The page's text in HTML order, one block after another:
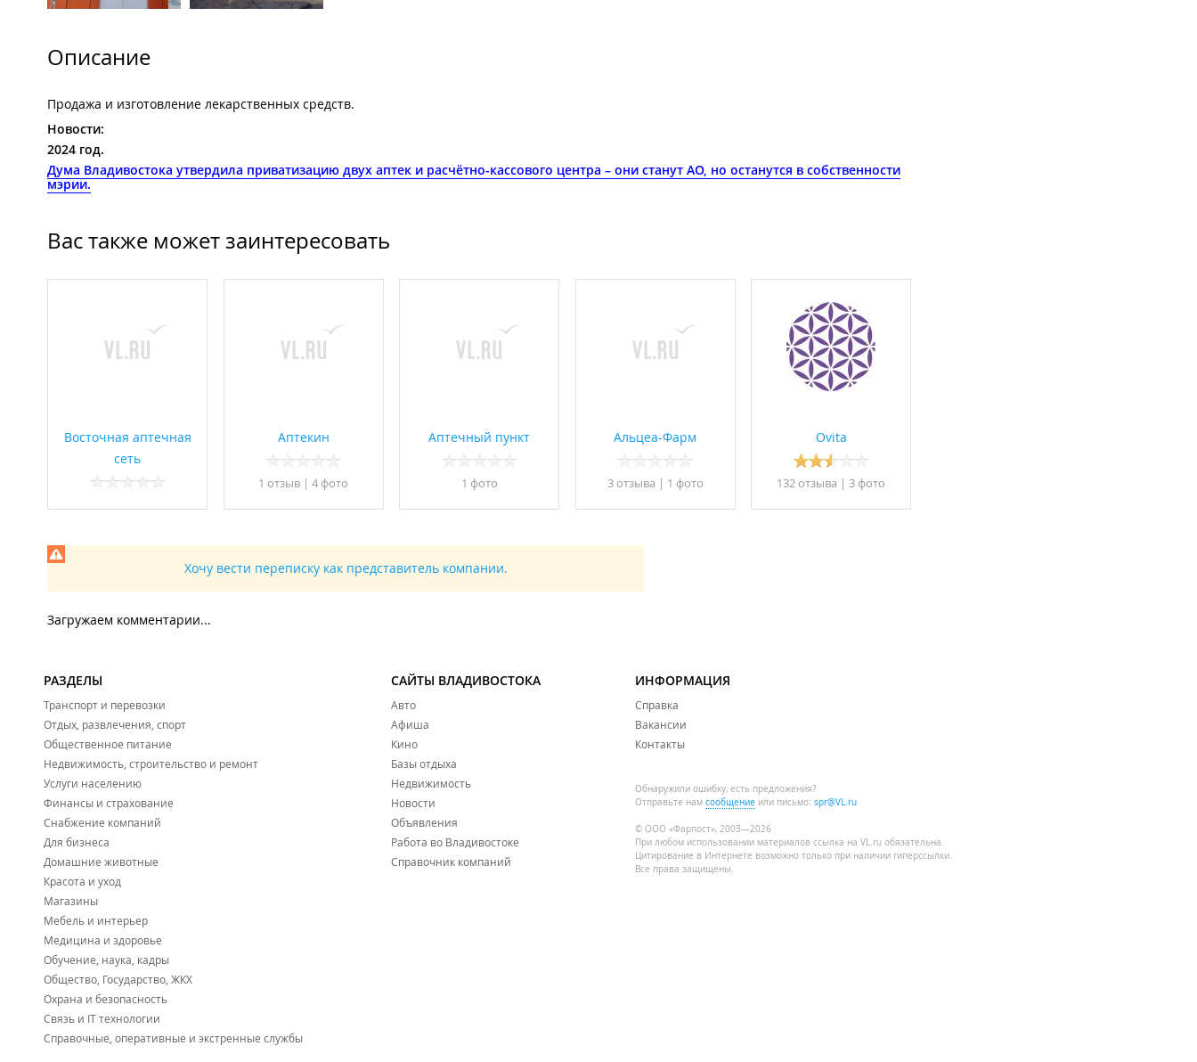
Описание
Продажа и изготовление лекарственных средств.
Новости:
2024 год.
Дума Владивостока утвердила приватизацию двух аптек и расчётно-кассового центра – они станут АО, но останутся в собственности
мэрии.
Вас также может заинтересовать
Восточная аптечная
сеть
Аптекин
1 отзыв | 4 фото
Аптечный пункт
1 фото
Альцеа-Фарм
3 отзывa | 1 фото
Ovita
132 отзывa | 3 фото
Хочу вести переписку как представитель компании.
Загружаем комментарии...
РАЗДЕЛЫ
Транспорт и перевозки
Отдых, развлечения, спорт
Общественное питание
Недвижимость, строительство и ремонт
Услуги населению
Финансы и страхование
Снабжение компаний
Для бизнеса
Домашние животные
Красота и уход
Магазины
Мебель и интерьер
Медицина и здоровье
Обучение, наука, кадры
Общество, Государство, ЖКХ
Охрана и безопасность
Связь и IT технологии
Справочные, оперативные и экстренные службы
САЙТЫ ВЛАДИВОСТОКА
Авто
Афиша
Кино
Базы отдыха
Недвижимость
Новости
Объявления
Работа во Владивостоке
Справочник компаний
ИНФОРМАЦИЯ
Справка
Вакансии
Контакты
Обнаружили ошибку, есть предложения?
Отправьте нам сообщение или письмо: spr@VL.ru
© ООО «Фарпост», 2003—2026
При любом использовании материалов ссылка на VL.ru обязательна.
Цитирование в Интернете возможно только при наличии гиперссылки.
Все права защищены.